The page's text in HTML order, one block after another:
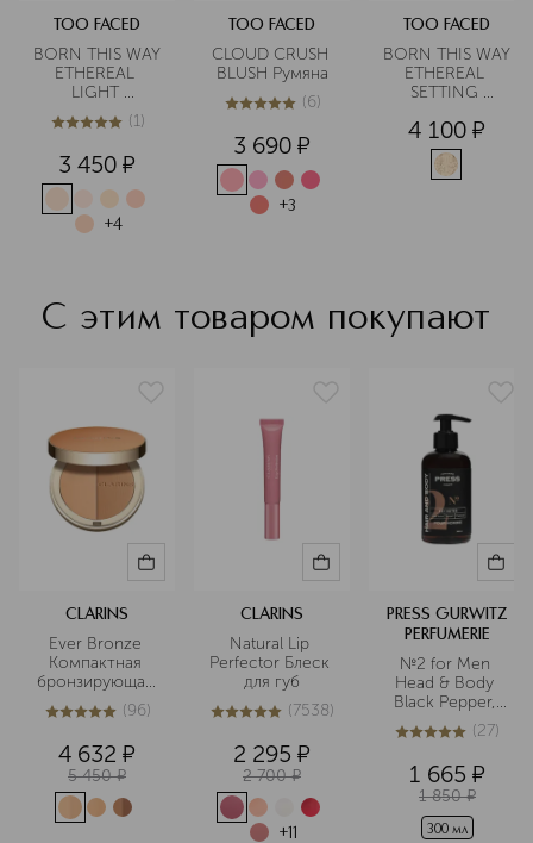
TOO FACED
BORN THIS WAY
ETHEREAL
LIGHT
ILLUMINATING
SMOOTHING
Подсвечивающий
разглаживающий
консилер
5из 51 (1)
3 450 ¤
+4
TOO FACED
CLOUD CRUSH
BLUSH Румяна
5из 56 (6)
3 690 ¤
+3
TOO FACED
BORN THIS WAY
ETHEREAL
SETTING
Рассыпчатая
фиксирующая
пудра для лица
4 100 ¤
С этим товаром покупают
CLARINS
Ever Bronze
Компактная
бронзирующая
пудра
5из 596 (96)
4 632 ¤
5 450 ¤
CLARINS
Natural Lip
Perfector Блеск
для губ
5из 57538 (7538)
2 295 ¤
2 700 ¤
+11
PRESS GURWITZ
PERFUMERIE
№2 for Men
Head & Body
Black Pepper,
Tonka bean,
Patchouli
шампунь-гель 2
в 1 для волос и
тела
5из 527 (27)
1 665 ¤
1 850 ¤
300 мл